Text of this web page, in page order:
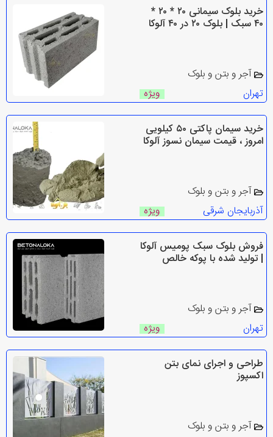
خرید بلوک سیمانی ۲۰ * ۲۰ *
۴۰ سبک | بلوک ۲۰ در ۴۰ آلوکا
آجر و بتن و بلوک
تهران
ویژه
خرید سیمان پاکتی ۵۰ کیلویی
امروز ، قیمت سیمان نسوز آلوکا
آجر و بتن و بلوک
آذربایجان شرقی
ویژه
فروش بلوک سبک پومیس آلوکا
| تولید شده با پوکه خالص
آجر و بتن و بلوک
تهران
ویژه
طراحی و اجرای نمای بتن
اکسپوز
آجر و بتن و بلوک